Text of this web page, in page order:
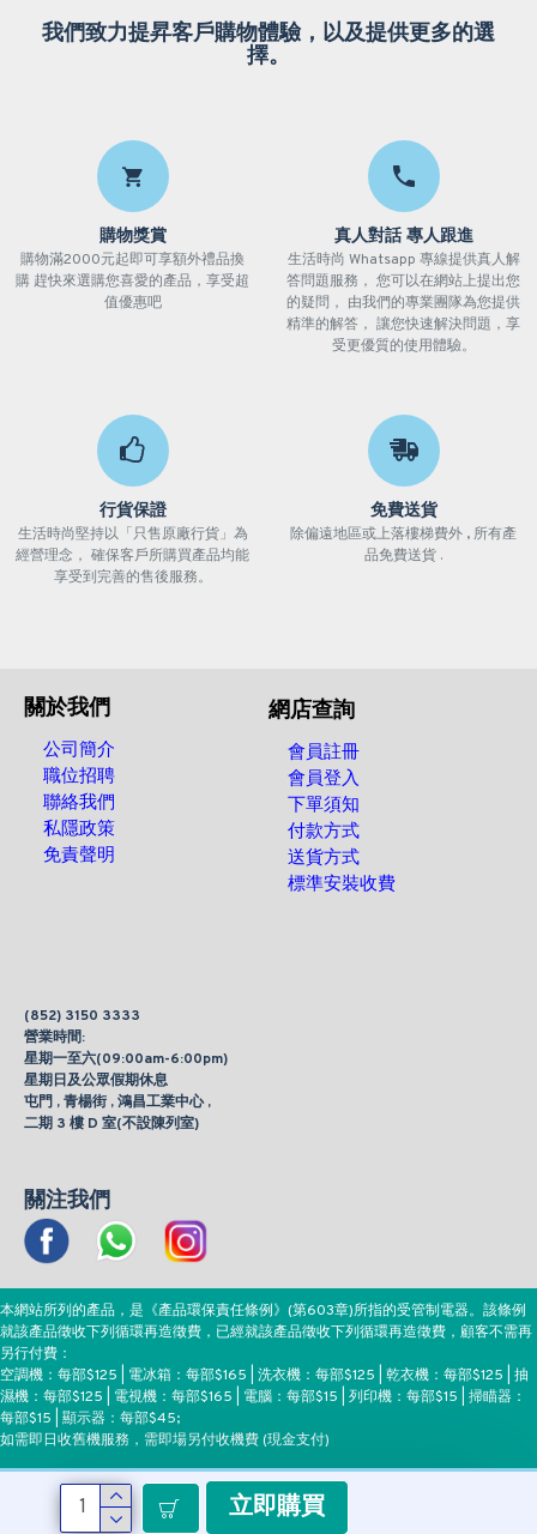
立即購買
我們致力提昇客戶購物體驗，以及提供更多的選
擇。
購物獎賞
購物滿2000元起即可享額外禮品換
購 趕快來選購您喜愛的產品，享受超
值優惠吧
真人對話 專人跟進
生活時尚 Whatsapp 專線提供真人解
答問題服務， 您可以在網站上提出您
的疑問， 由我們的專業團隊為您提供
精準的解答， 讓您快速解決問題，享
受更優質的使用體驗。
行貨保證
生活時尚堅持以「只售原廠行貨」為
經營理念， 確保客戶所購買產品均能
享受到完善的售後服務。
免費送貨
除偏遠地區或上落樓梯費外 , 所有產
品免費送貨 .
關於我們
公司簡介
職位招聘
聯絡我們
私隱政策
免責聲明
網店查詢
會員註冊
會員登入
下單須知
付款方式
送貨方式
標準安裝收費
(852) 3150 3333
營業時間:
星期一至六(09:00am-6:00pm)
星期日及公眾假期休息
屯門 , 青楊街 , 鴻昌工業中心 ,
二期 3 樓 D 室(不設陳列室)
關注我們
本網站所列的產品，是《產品環保責任條例》(第603章)所指的受管制電器。該條例
就該產品徵收下列循環再造徵費，已經就該產品徵收下列循環再造徵費，顧客不需再
另行付費：
空調機：每部$125 | 電冰箱：每部$165 | 洗衣機：每部$125 | 乾衣機：每部$125 | 抽
濕機：每部$125 | 電視機：每部$165 | 電腦：每部$15 | 列印機：每部$15 | 掃瞄器：
每部$15 | 顯示器：每部$45;
如需即日收舊機服務，需即場另付收機費 (現金支付)